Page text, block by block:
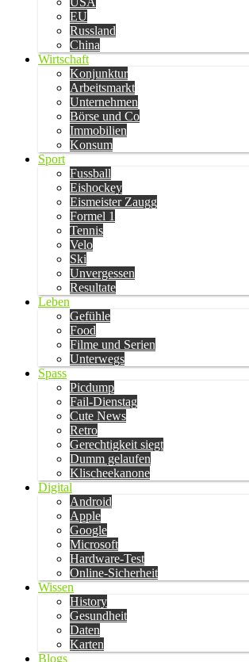
EU
Russland
China
Wirtschaft
Konjunktur
Arbeitsmarkt
Unternehmen
Börse und Co
Immobilien
Konsum
Sport
Fussball
Eishockey
Eismeister Zaugg
Formel 1
Tennis
Velo
Ski
Unvergessen
Resultate
Leben
Gefühle
Food
Filme und Serien
Unterwegs
Spass
Picdump
Fail-Dienstag
Cute News
Retro
Gerechtigkeit siegt
Dumm gelaufen
Klischeekanone
Digital
Android
Apple
Google
Microsoft
Hardware-Test
Online-Sicherheit
Wissen
History
Gesundheit
Daten
Karten
Blogs